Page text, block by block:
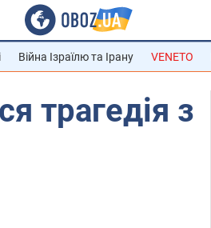
Війна Ізраїлю та Ірану VENETO
трагедія з